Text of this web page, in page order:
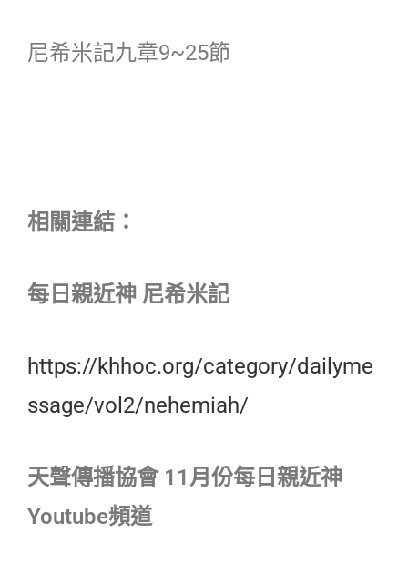
尼希米記九章9~25節
相關連結：
每日親近神 尼希米記
https://khhoc.org/category/dailyme
ssage/vol2/nehemiah/
天聲傳播協會 11月份每日親近神
Youtube頻道